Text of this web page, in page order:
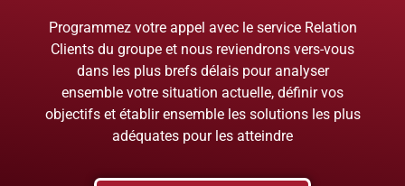
Programmez votre appel avec le service Relation
Clients du groupe et nous reviendrons vers-vous
dans les plus brefs délais pour analyser
ensemble votre situation actuelle, définir vos
objectifs et établir ensemble les solutions les plus
adéquates pour les atteindre